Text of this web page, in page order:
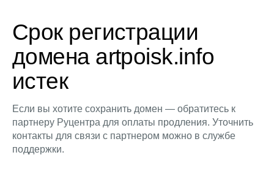
Срок регистрации
домена artpoisk.info
истек
Если вы хотите сохранить домен — обратитесь к
партнеру Руцентра для оплаты продления. Уточнить
контакты для связи с партнером можно в службе
поддержки.